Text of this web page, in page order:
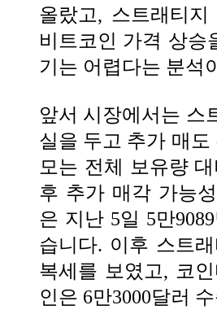
올랐고, 스트래티
비트코인 가격 상승
기는 어렵다는 분석
앞서 시장에서는 스
실을 두고 추가 매
모는 전체 보유량
후 추가 매각 가능
은 지난 5일 5만
습니다. 이후 스트
복세를 보였고, 코
인은 6만3000달러